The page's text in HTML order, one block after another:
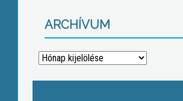
ARCHÍVUM
Archívum